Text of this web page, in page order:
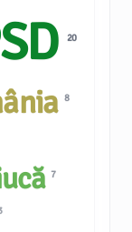
8
7
20